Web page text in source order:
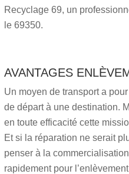
Recyclage 69, un
le 69350.
AVANTAGES
Un moyen de transport a
de départ à une destination.
en toute efficacité cette
Et si la réparation ne serait
penser à la
rapidement pour